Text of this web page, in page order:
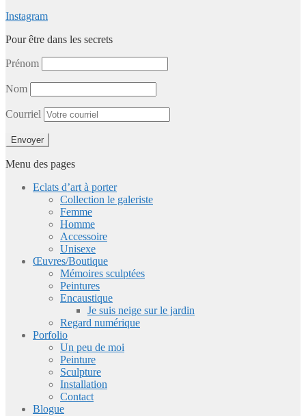
Instagram
Pour être dans les secrets
Prénom
Nom
Courriel
Menu des pages
Eclats d’art à porter
Collection le galeriste
Femme
Homme
Accessoire
Unisexe
Œuvres/Boutique
Mémoires sculptées
Peintures
Encaustique
Je suis neige sur le jardin
Regard numérique
Porfolio
Un peu de moi
Peinture
Sculpture
Installation
Contact
Blogue